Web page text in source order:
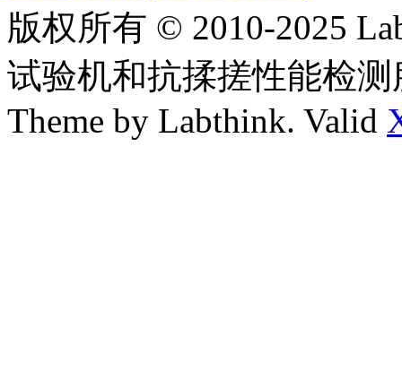
版权所有 © 2010-2025
试验机和抗揉搓性能检
Theme by Labthink. Valid